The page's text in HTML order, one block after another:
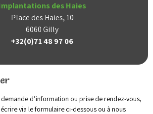
des Haies
Place des Haies, 10
6060 Gilly
+32(0)71 48 97 06
d’information ou prise de rendez-vous,
via le formulaire ci-dessous ou à nous